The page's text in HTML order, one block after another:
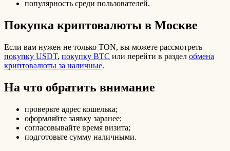
популярность среди пользователей.
Покупка криптовалюты в Москве
Если вам нужен не только TON, вы можете рассмотреть
покупку USDT, покупку BTC или перейти в раздел обмена
криптовалюты за наличные.
На что обратить внимание
проверьте адрес кошелька;
оформляйте заявку заранее;
согласовывайте время визита;
подготовьте сумму наличными.